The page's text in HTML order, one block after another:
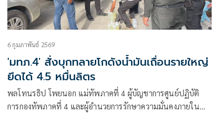
6 กุมภาพันธ์ 2569
'มทภ.4' สั่งบุกทลายโกดังน้ำมันเถื่อนรายใหญ่
ยึดได้ 4.5 หมื่นลิตร
พลโทนรธิป โพยนอก แม่ทัพภาคที่ 4 ผู้บัญชาการศูนย์ปฏิบัติ
การกองทัพภาคที่ 4 และผู้อำนวยการรักษาความมั่นคงภายใน